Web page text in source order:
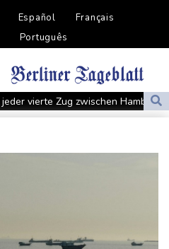
Español
Français
Português
vierte Zug zwischen Hamburg
"nicht viele Medaillenchancen"